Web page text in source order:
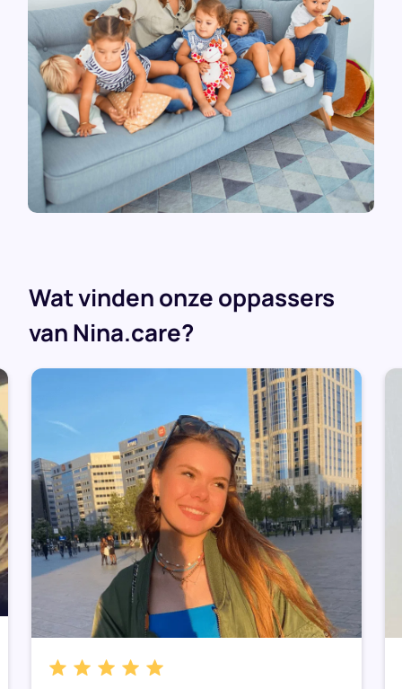
Wat vinden onze oppassers
van Nina.care?